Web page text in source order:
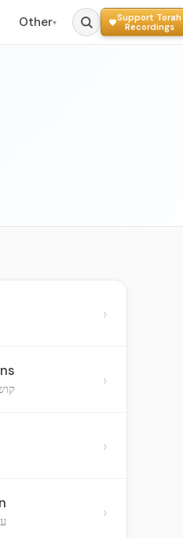
Other▾
Support Torah
Recordings
›
›
›
›